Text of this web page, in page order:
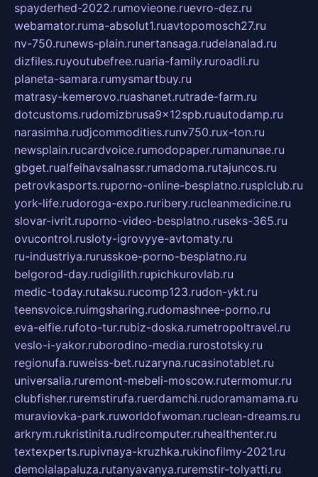
spayderhed-2022.rumovieone.ruevro-dez.ru
webamator.ruma-absolut1.ruavtopomosch27.ru
nv-750.runews-plain.runertansaga.rudelanalad.ru
dizfiles.ruyoutubefree.ruaria-family.ruroadli.ru
planeta-samara.rumysmartbuy.ru
matrasy-kemerovo.ruashanet.rutrade-farm.ru
dotcustoms.rudomizbrusa9x12spb.ruautodamp.ru
narasimha.rudjcommodities.runv750.rux-ton.ru
newsplain.rucardvoice.rumodopaper.rumanunae.ru
gbget.rualfeihavsalnassr.rumadoma.rutajuncos.ru
petrovkasports.ruporno-online-besplatno.rusplclub.ru
york-life.rudoroga-expo.ruribery.rucleanmedicine.ru
slovar-ivrit.ruporno-video-besplatno.ruseks-365.ru
ovucontrol.rusloty-igrovyye-avtomaty.ru
ru-industriya.rurusskoe-porno-besplatno.ru
belgorod-day.rudigilith.rupichkurovlab.ru
medic-today.rutaksu.rucomp123.rudon-ykt.ru
teensvoice.ruimgsharing.rudomashnee-porno.ru
eva-elfie.rufoto-tur.rubiz-doska.rumetropoltravel.ru
veslo-i-yakor.ruborodino-media.rurostotsky.ru
regionufa.ruweiss-bet.ruzaryna.rucasinotablet.ru
universalia.ruremont-mebeli-moscow.rutermomur.ru
clubfisher.ruremstirufa.ruerdamchi.rudoramamama.ru
muraviovka-park.ruworldofwoman.ruclean-dreams.ru
arkrym.rukristinita.rudircomputer.ruhealthenter.ru
textexperts.rupivnaya-kruzhka.rukinofilmy-2021.ru
demolalapaluza.rutanyavanya.ruremstir-tolyatti.ru